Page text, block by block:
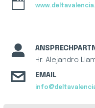
Hr. Alejandro
EMAIL